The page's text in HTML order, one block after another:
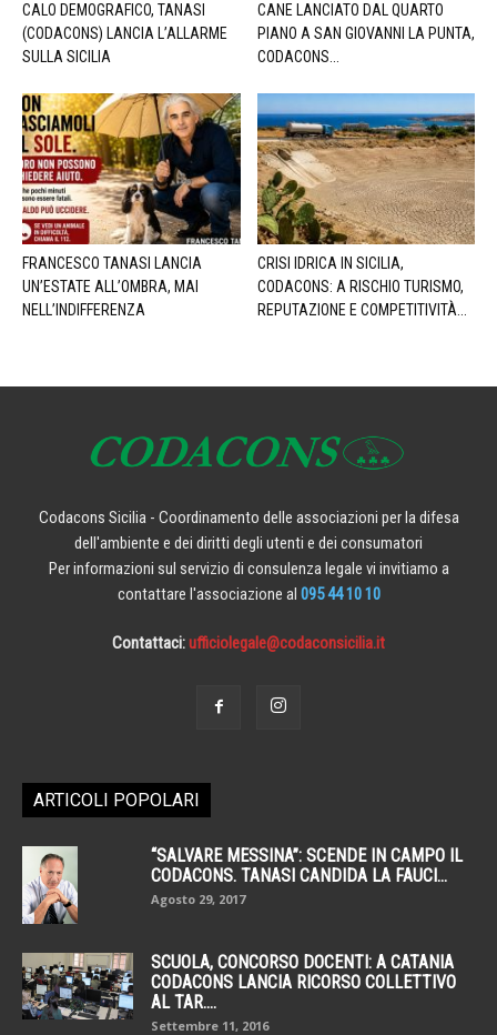
CALO DEMOGRAFICO, TANASI
(CODACONS) LANCIA L’ALLARME
SULLA SICILIA
CANE LANCIATO DAL QUARTO
PIANO A SAN GIOVANNI LA PUNTA,
CODACONS...
FRANCESCO TANASI LANCIA
UN’ESTATE ALL’OMBRA, MAI
NELL’INDIFFERENZA
CRISI IDRICA IN SICILIA,
CODACONS: A RISCHIO TURISMO,
REPUTAZIONE E COMPETITIVITÀ...
Codacons Sicilia - Coordinamento delle associazioni per la difesa
dell'ambiente e dei diritti degli utenti e dei consumatori
Per informazioni sul servizio di consulenza legale vi invitiamo a
contattare l'associazione al 095 44 10 10
Contattaci:ufficiolegale@codaconsicilia.it
ARTICOLI POPOLARI
“SALVARE MESSINA”: SCENDE IN CAMPO IL
CODACONS. TANASI CANDIDA LA FAUCI...
Agosto 29, 2017
SCUOLA, CONCORSO DOCENTI: A CATANIA
CODACONS LANCIA RICORSO COLLETTIVO
AL TAR....
Settembre 11, 2016